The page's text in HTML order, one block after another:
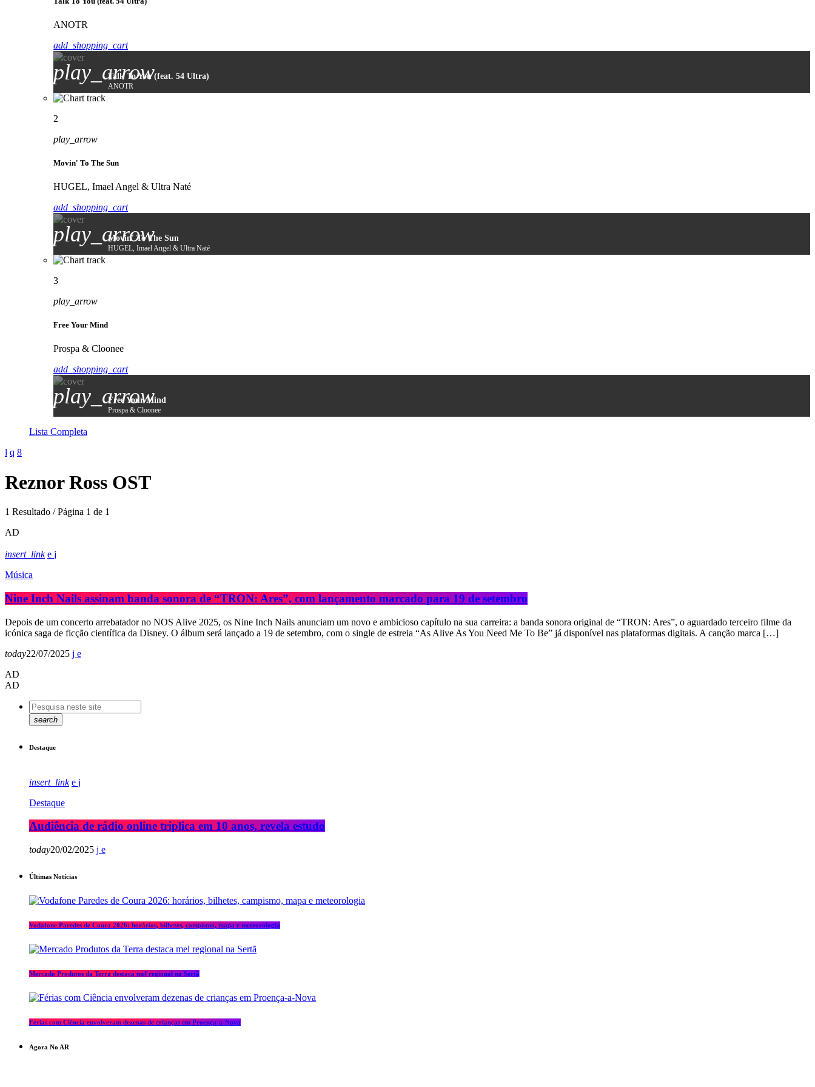
ANOTR
add_shopping_cart
play_arrowTalk To You (feat. 54 Ultra)
ANOTR
2
play_arrow
Movin' To The Sun
HUGEL, Imael Angel & Ultra Naté
add_shopping_cart
play_arrow
Movin' To The Sun
HUGEL, Imael Angel & Ultra Naté
3
play_arrow
Free Your Mind
Prospa & Cloonee
add_shopping_cart
play_arrow
Free Your Mind
Prospa & Cloonee
Lista Completa
Reznor Ross OST
1 Resultado / Página 1 de 1
AD
insert_link
Música
Nine Inch Nails assinam banda sonora de “TRON: Ares”, com lançamento marcado para 19 de setembro
Depois de um concerto arrebatador no NOS Alive 2025, os Nine Inch Nails anunciam um novo e ambicioso capítulo na sua carreira: a banda sonora original de “TRON: Ares”, o aguardado terceiro filme da
icónica saga de ficção científica da Disney. O álbum será lançado a 19 de setembro, com o single de estreia “As Alive As You Need Me To Be” já disponível nas plataformas digitais. A canção marca […]
today22/07/2025
AD
AD
search
Destaque
insert_link
Destaque
Audiência de rádio online triplica em 10 anos, revela estudo
today20/02/2025
Últimas Notícias
Vodafone Paredes de Coura 2026: horários, bilhetes, campismo, mapa e meteorologia
Mercado Produtos da Terra destaca mel regional na Sertã
Férias com Ciência envolveram dezenas de crianças em Proença-a-Nova
Agora No AR